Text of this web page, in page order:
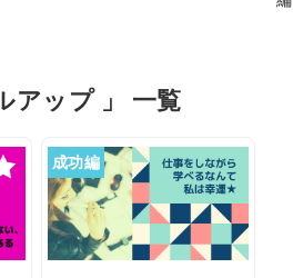
アップ 」 一覧
成功編